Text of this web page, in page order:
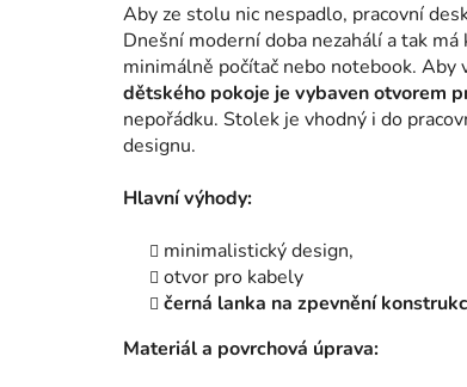
Aby ze stolu nic nespadlo, pracovní
Dnešní moderní doba nezahálí a tak
minimálně počítač nebo notebook. Aby
dětského pokoje je vybaven otvorem
nepořádku. Stolek je vhodný i do
designu.
Hlavní výhody:
minimalistický design,
otvor pro kabely
černá lanka na zpevnění
Materiál a povrchová úprava: